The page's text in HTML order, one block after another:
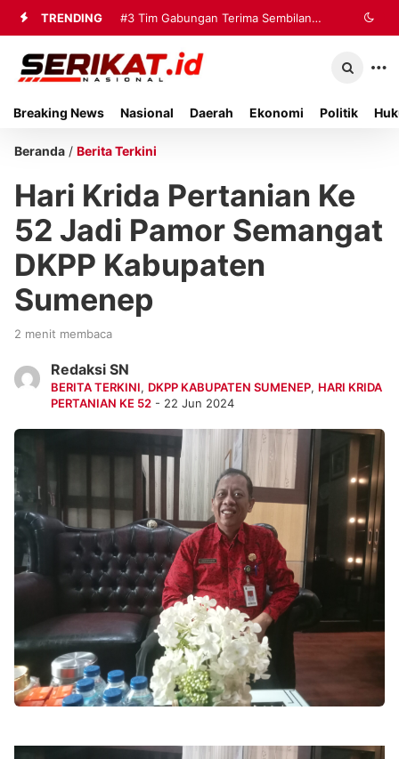
TRENDING #3 Tim Gabungan Terima Sembilan
Korban Evakuasi KM Mutiara Sentosa
Breaking News Nasional Daerah Ekonomi Politik
Beranda / Berita Terkini
Hari Krida Pertanian Ke
52 Jadi Pamor Semangat
DKPP Kabupaten
Sumenep
2 menit membaca
Redaksi SN
BERITA TERKINI, DKPP KABUPATEN SUMENEP, HARI KRIDA
PERTANIAN KE 52 - 22 Jun 2024